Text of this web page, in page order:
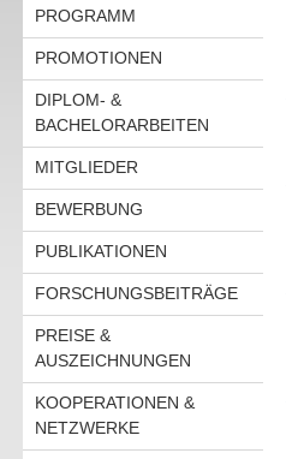
PROGRAMM
PROMOTIONEN
DIPLOM- &
BACHELORARBEITEN
MITGLIEDER
BEWERBUNG
PUBLIKATIONEN
FORSCHUNGSBEITRÄGE
PREISE &
AUSZEICHNUNGEN
KOOPERATIONEN &
NETZWERKE